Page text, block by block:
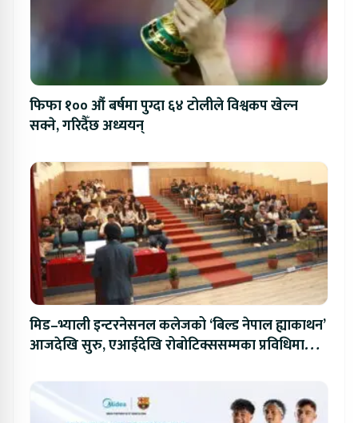
फिफा १०० औं बर्षमा पुग्दा ६४ टोलीले विश्वकप खेल्न
सक्ने, गरिदैँछ अध्ययन्
मिड–भ्याली इन्टरनेसनल कलेजको ‘बिल्ड नेपाल ह्याकाथन’
आजदेखि सुरु, एआईदेखि रोबोटिक्ससम्मका प्रविधिमा